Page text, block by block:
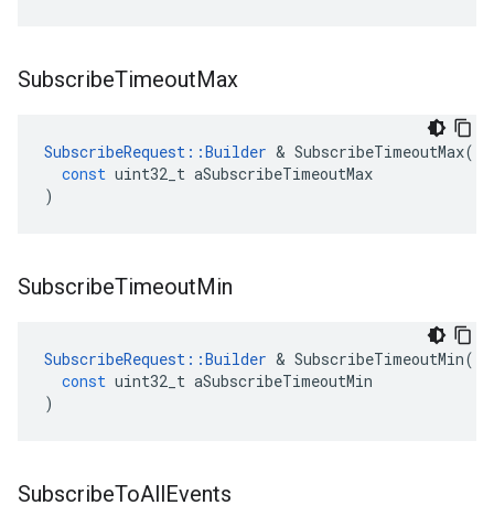
SubscribeTimeoutMax
SubscribeRequest ::Builder & SubscribeTimeoutMax(
const uint32_t aSubscribeTimeoutMax
)
SubscribeTimeoutMin
SubscribeRequest ::Builder & SubscribeTimeoutMin(
const uint32_t aSubscribeTimeoutMin
)
SubscribeToAllEvents